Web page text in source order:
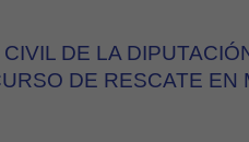
DE LA
DE RESCATE EN